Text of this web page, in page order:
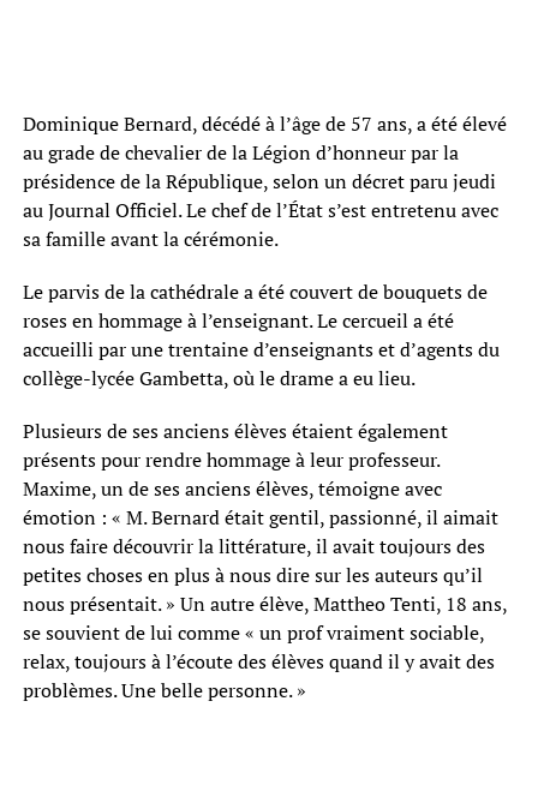
Dominique Bernard, décédé à l’âge de 57 ans, a été élevé
au grade de chevalier de la Légion d’honneur par la
présidence de la République, selon un décret paru jeudi
au Journal Officiel. Le chef de l’État s’est entretenu avec
sa famille avant la cérémonie.
Le parvis de la cathédrale a été couvert de bouquets de
roses en hommage à l’enseignant. Le cercueil a été
accueilli par une trentaine d’enseignants et d’agents du
collège-lycée Gambetta, où le drame a eu lieu.
Plusieurs de ses anciens élèves étaient également
présents pour rendre hommage à leur professeur.
Maxime, un de ses anciens élèves, témoigne avec
émotion : « M. Bernard était gentil, passionné, il aimait
nous faire découvrir la littérature, il avait toujours des
petites choses en plus à nous dire sur les auteurs qu’il
nous présentait. » Un autre élève, Mattheo Tenti, 18 ans,
se souvient de lui comme « un prof vraiment sociable,
relax, toujours à l’écoute des élèves quand il y avait des
problèmes. Une belle personne. »